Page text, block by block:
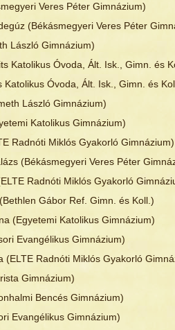
Veres Péter Gimnázium)
(Békásmegyeri Veres Péter
László Gimnázium)
Katolikus Óvoda, Ált. Isk., Gimn. és
Katolikus Óvoda, Ált. Isk., Gimn. és
László Gimnázium)
Katolikus Gimnázium)
Radnóti Miklós Gyakorló Gimnázium)
(Békásmegyeri Veres Péter
Radnóti Miklós Gyakorló
Gábor Ref. Gimn. és Koll.)
(Egyetemi Katolikus Gimnázium)
Evangélikus Gimnázium)
(ELTE Radnóti Miklós Gyakorló
Gimnázium)
Bencés Gimnázium)
Evangélikus Gimnázium)